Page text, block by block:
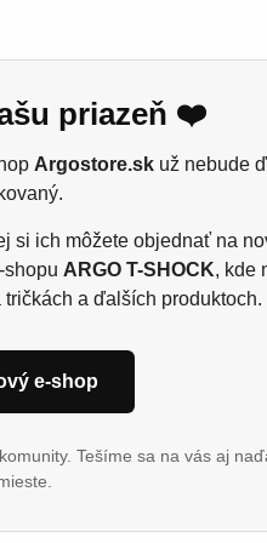
pre rezbára je stvorené
to vyhlásenie pre
pilka, hrdo ukážete, že
odborník na drevo. Ukážte
vo vašom živote,
priazeň ❤️
Argostore.sk už nebude
si ich môžete objednať na
shopu ARGO T-SHOCK, kde
a ďalších produktoch.
e-shop
Tešíme sa na vás aj